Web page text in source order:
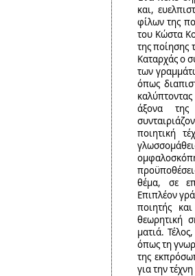
και,
φίλων της
του Κώστα
της ποίησης
Καταρχάς ο
των
όπως
άξονα της
ποιητική
θέμα, σε
Επιπλέον
ποιητής
θεωρητική
ματιά.
όπως τη
της
για την